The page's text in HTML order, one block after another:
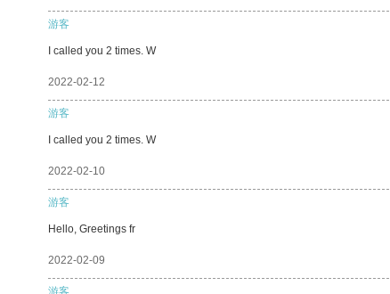
游客
I called you 2 times. W
2022-02-12
游客
I called you 2 times. W
2022-02-10
游客
Hello, Greetings fr
2022-02-09
游客